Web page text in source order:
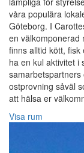
våra populära
Göteborg. I
en välkomponerad
finns alltid kött,
ha en kul aktivitet i
ostprovning såväl
att hälsa er
Visa rum